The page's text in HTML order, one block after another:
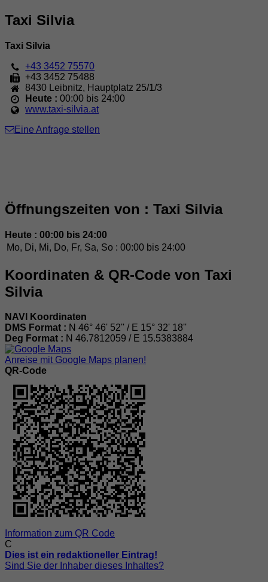
Taxi Silvia
Taxi Silvia
+43 3452 75570
+43 3452 75488
8430
Leibnitz, Hauptplatz 25/1/3
Heute :00:00 bis 24:00
www.taxi-silvia.at
Eine Anfrage stellen
Öffnungszeiten von : Taxi Silvia
Heute : 00:00 bis 24:00
Mo, Di, Mi, Do, Fr, Sa, So : 00:00 bis 24:00
Koordinaten & QR-Code von Taxi
Silvia
NAVI Koordinaten
DMS Format : N 46° 46' 52'' / E 15° 32' 18''
Deg Format : N 46.7812059 / E 15.5383884
Anreise mit Google Maps planen!
QR-Code
Information zum QR Code
C
Dies ist ein redaktioneller Eintrag!
Sind Sie der Inhaber dieses Inhaltes?